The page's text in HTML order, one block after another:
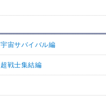
宇宙サバイバル編
超戦士集結編